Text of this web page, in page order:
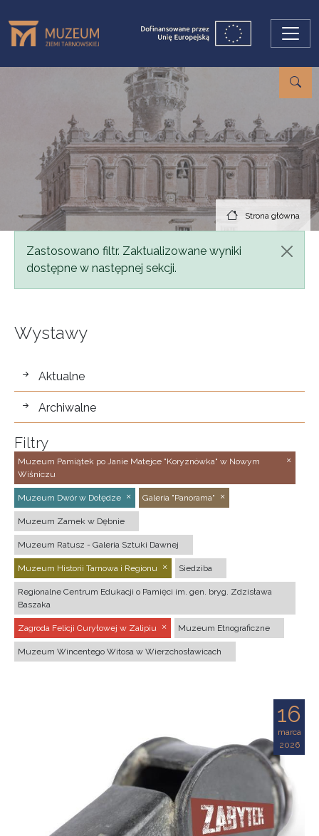
Strona główna
Komunikat
Zastosowano filtr. Zaktualizowane wyniki
dostępne w następnej sekcji.
Wystawy
wystawy
Aktualne
Archiwalne
Filtry
Muzeum Pamiątek po Janie Matejce "Koryznówka" w Nowym
Wiśniczu
Muzeum Dwór w Dołędze Galeria "Panorama"
Muzeum Zamek w Dębnie
Muzeum Ratusz - Galeria Sztuki Dawnej
Muzeum Historii Tarnowa i Regionu Siedziba
Regionalne Centrum Edukacji o Pamięci im. gen. bryg. Zdzisława
Baszaka
Zagroda Felicji Curyłowej w Zalipiu Muzeum Etnograficzne
Muzeum Wincentego Witosa w Wierzchosławicach
16
marca
2026